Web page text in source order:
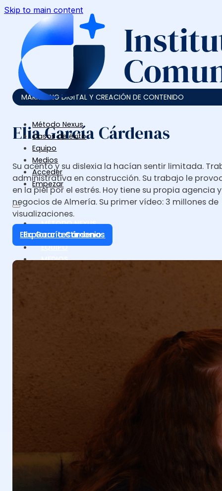
Skip to main content
Método Nexus
Casos de éxito
Equipo
Medios
Acceder
Empezar
MÉTODO NEXUS
CASOS DE ÉXITO
EQUIPO
MEDIOS
MARKETING DIGITAL Y CREACIÓN DE CONTENIDO
Elia García Cárdenas
Su acento y su dislexia la hacían sentir limitada.
administrativa en construcción. Su trabajo le
en la piel por el estrés. Hoy tiene su propia agencia
negocios de Almería. Su primer vídeo: 3 millones de
visualizaciones.
Explorar testimonio